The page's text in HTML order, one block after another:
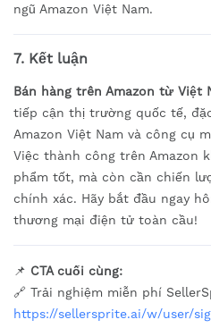
ngũ Amazon Việt Nam.
7. Kết luận
Bán hàng trên Amazon từ Việt
tiếp cận thị trường quốc tế,
Amazon Việt Nam và công cụ
Việc thành công trên Amazon
phẩm tốt, mà còn cần chiến
chính xác. Hãy bắt đầu ngay
thương mại điện tử toàn cầu!
📌 CTA cuối cùng:
🔗 Trải nghiệm miễn phí
https://sellersprite.ai/w/user/